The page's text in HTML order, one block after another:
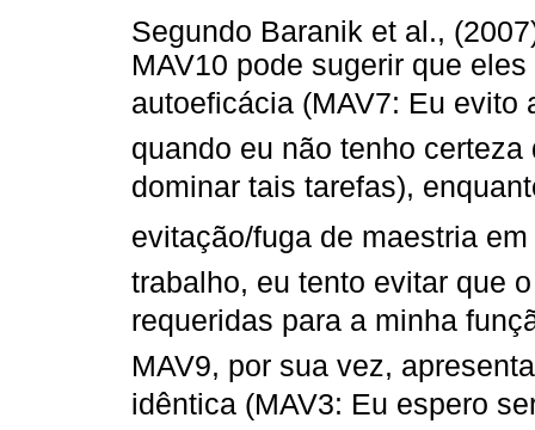
Segundo Baranik et al.,
MAV10 pode sugerir que
autoeficácia (MAV7: Eu
quando eu não tenho
dominar tais tarefas),
evitação/fuga de maestria em
trabalho, eu tento evitar que
requeridas para a minha
MAV9, por sua vez,
idêntica (MAV3: Eu espero